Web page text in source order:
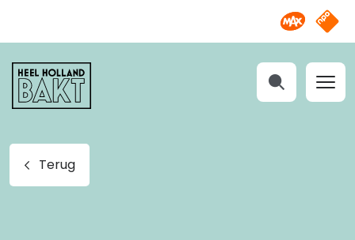
Omroep
NPO
Heel
Holland
Bakt
Terug